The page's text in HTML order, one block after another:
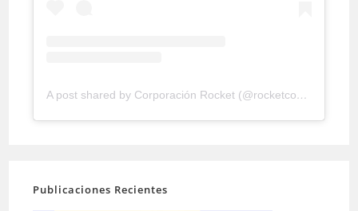
A post shared by Corporación Rocket (@rocketconsultora)
Publicaciones Recientes